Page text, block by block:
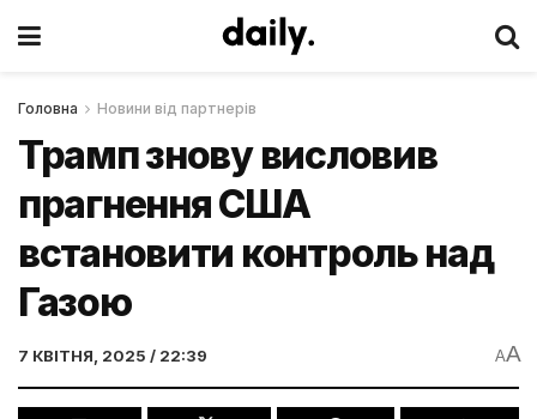
Головна Новини від партнерів
Трамп знову висловив
прагнення США
встановити контроль над
Газою
7 КВІТНЯ, 2025 / 22:39 AA